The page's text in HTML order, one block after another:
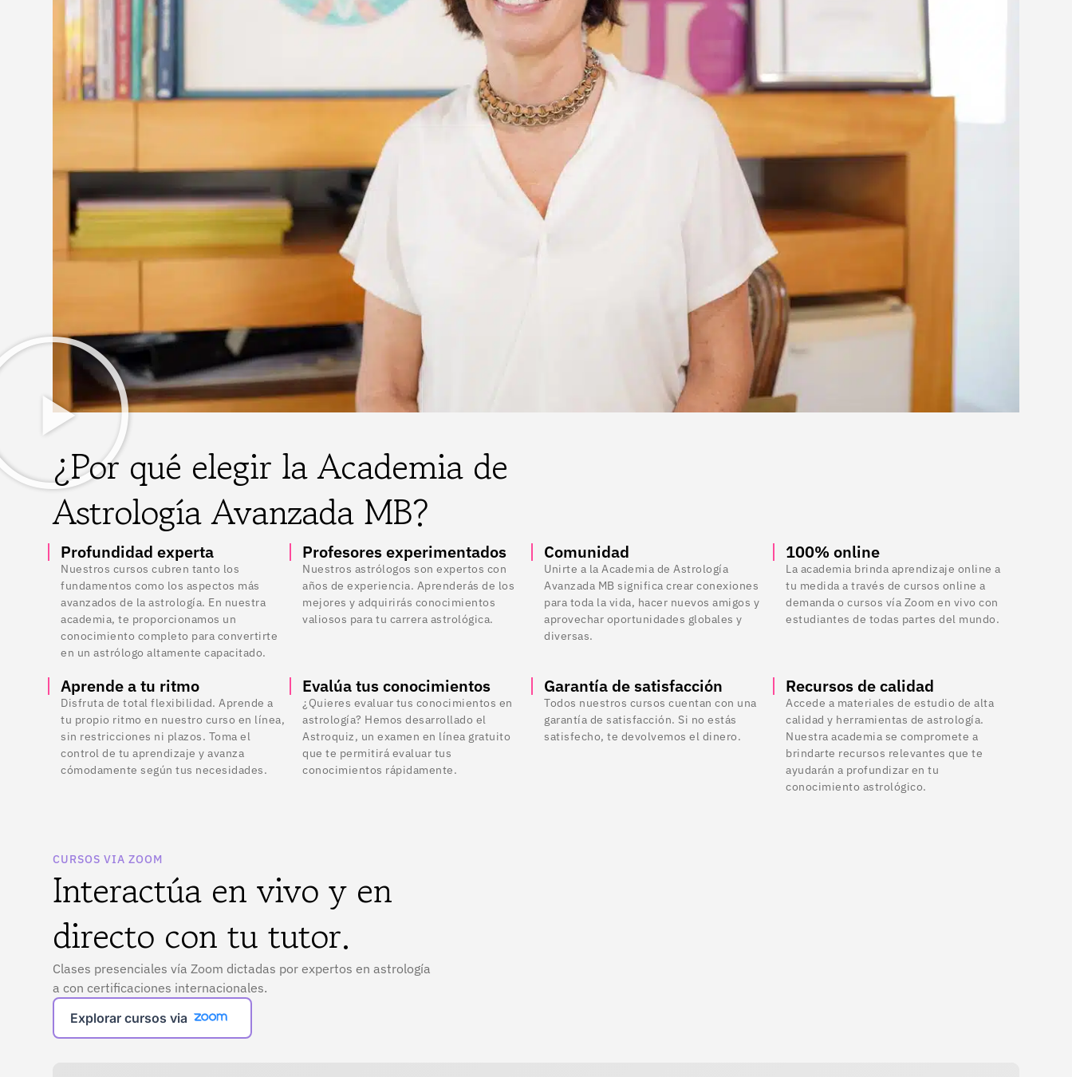
¿Por qué elegir la Academia de
Astrología Avanzada MB?
Profundidad experta
Nuestros cursos cubren tanto los
fundamentos como los aspectos más
avanzados de la astrología. En nuestra
academia, te proporcionamos un
conocimiento completo para convertirte
en un astrólogo altamente capacitado.
Profesores experimentados
Nuestros astrólogos son expertos con
años de experiencia. Aprenderás de los
mejores y adquirirás conocimientos
valiosos para tu carrera astrológica.
Comunidad
Unirte a la Academia de Astrología
Avanzada MB significa crear conexiones
para toda la vida, hacer nuevos amigos y
aprovechar oportunidades globales y
diversas.
100% online
La academia brinda aprendizaje online a
tu medida a través de cursos online a
demanda o cursos vía Zoom en vivo con
estudiantes de todas partes del mundo.
Aprende a tu ritmo
Disfruta de total flexibilidad. Aprende a
tu propio ritmo en nuestro curso en línea,
sin restricciones ni plazos. Toma el
control de tu aprendizaje y avanza
cómodamente según tus necesidades.
Evalúa tus conocimientos
¿Quieres evaluar tus conocimientos en
astrología? Hemos desarrollado el
Astroquiz, un examen en línea gratuito
que te permitirá evaluar tus
conocimientos rápidamente.
Garantía de satisfacción
Todos nuestros cursos cuentan con una
garantía de satisfacción. Si no estás
satisfecho, te devolvemos el dinero.
Recursos de calidad
Accede a materiales de estudio de alta
calidad y herramientas de astrología.
Nuestra academia se compromete a
brindarte recursos relevantes que te
ayudarán a profundizar en tu
conocimiento astrológico.
CURSOS VIA ZOOM
Interactúa en vivo y en
directo con tu tutor.
Clases presenciales vía Zoom dictadas por expertos en astrología
a con certificaciones internacionales.
Explorar cursos via